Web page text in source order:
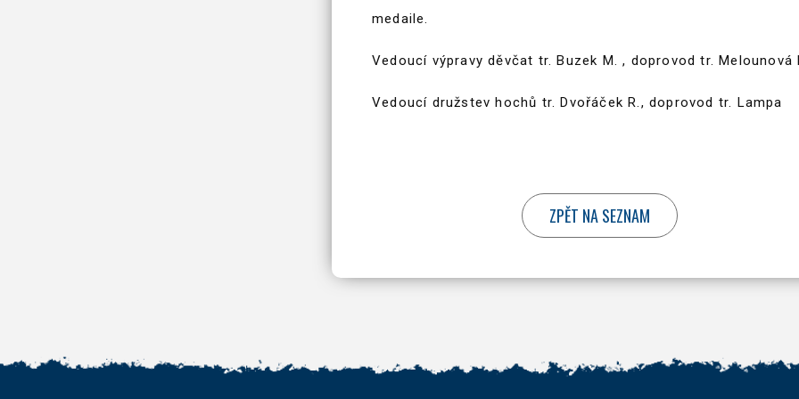
medaile.
Vedoucí výpravy děvčat tr. Buzek M. , doprovod tr. Melounová
Vedoucí družstev hochů tr. Dvořáček R., doprovod tr. Lampa